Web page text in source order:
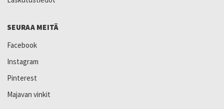
SEURAA MEITÄ
Facebook
Instagram
Pinterest
Majavan vinkit